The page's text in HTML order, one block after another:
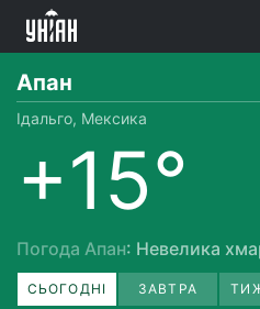
Апан
Ідальго, Мексика
+15°
Погода Апан: Невелика
СЬОГОДНІ ЗАВТРА